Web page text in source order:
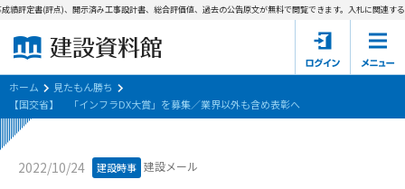
建設資料館とは
東京都の入札資料
国土交通省の入札資料
評定書(評点)、開示済み工事設計書、総合評価値、過去の公告原文が無料で閲覧できます。入札に関連する
ホーム
見たもん勝ち
【国交省】 「インフラDX大賞」を募集／業界以外も含め表彰へ
2022/10/24 建設時事 建設メール